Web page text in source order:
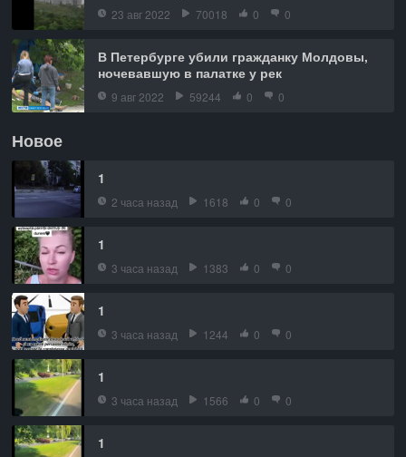
23 авг 2022 70018 0 0
В Петербурге убили гражданку Молдовы,
ночевавшую в палатке у рек
9 авг 2022 59244 0 0
Новое
1
2 часа назад 1618 0 0
1
3 часа назад 1383 0 0
1
3 часа назад 1244 0 0
1
3 часа назад 1566 0 0
1